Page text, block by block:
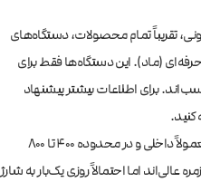
ویپ 1 میلیونی، تقریباً تمام محصولات، دستگاه‌های
(ماد). این دستگاه‌ها فقط برای
برای اطلاعات بیشتر پیشنهاد
کنید.
باتری‌های این دستگاه‌ها معمولاً داخلی و در محدوده ۴۰۰ تا ۸۰۰
عالی‌اند اما احتمالاً روزی یک‌بار به شارژ